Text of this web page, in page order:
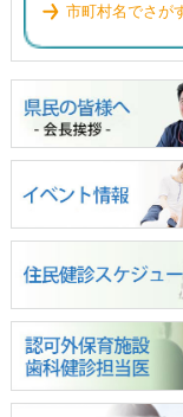
市町村名でさが